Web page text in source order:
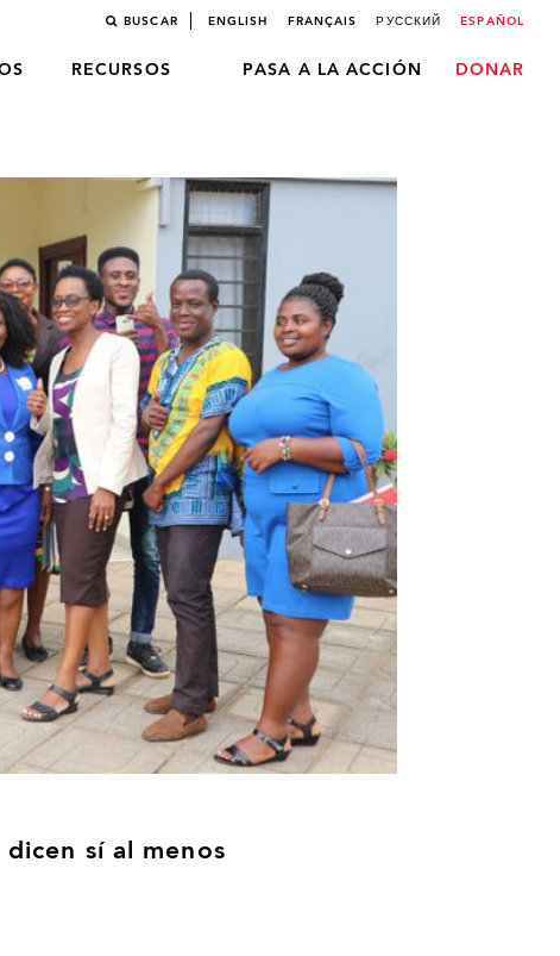
BUSCAR ENGLISH FRANÇAIS РУССКИЙ ESPAÑOL
RECURSOS PASA A LA ACCIÓN DONAR
sí al menos